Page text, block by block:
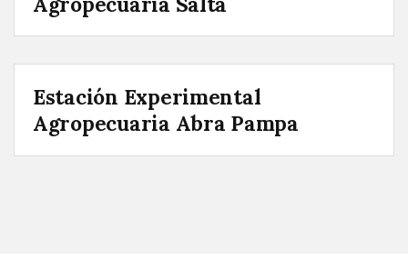
Estación Experimental
Agropecuaria Abra Pampa